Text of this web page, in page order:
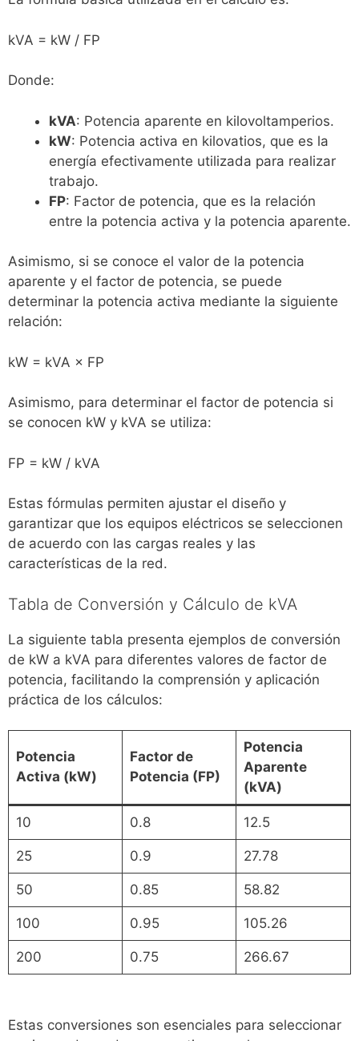
kVA = kW / FP
Donde:
kVA: Potencia aparente en kilovoltamperios.
kW: Potencia activa en kilovatios, que es la
energía efectivamente utilizada para realizar
trabajo.
FP: Factor de potencia, que es la relación
entre la potencia activa y la potencia aparente.
Asimismo, si se conoce el valor de la potencia
aparente y el factor de potencia, se puede
determinar la potencia activa mediante la siguiente
relación:
kW = kVA × FP
Asimismo, para determinar el factor de potencia si
se conocen kW y kVA se utiliza:
FP = kW / kVA
Estas fórmulas permiten ajustar el diseño y
garantizar que los equipos eléctricos se seleccionen
de acuerdo con las cargas reales y las
características de la red.
Tabla de Conversión y Cálculo de kVA
La siguiente tabla presenta ejemplos de conversión
de kW a kVA para diferentes valores de factor de
potencia, facilitando la comprensión y aplicación
práctica de los cálculos:
Potencia
Activa (kW)
Factor de
Potencia (FP)
Potencia
Aparente
(kVA)
10 0.8 12.5
25 0.9 27.78
50 0.85 58.82
100 0.95 105.26
200 0.75 266.67
Estas conversiones son esenciales para seleccionar